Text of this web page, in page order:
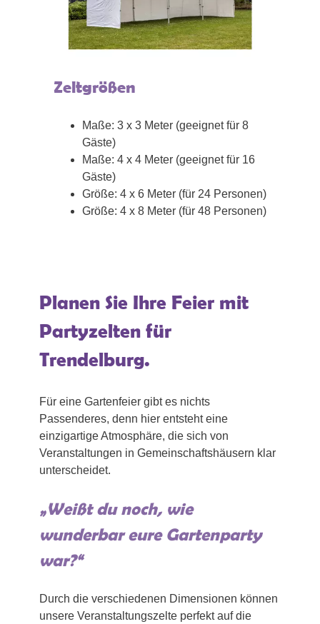
Zeltgrößen
Maße: 3 x 3 Meter (geeignet für 8
Gäste)
Maße: 4 x 4 Meter (geeignet für 16
Gäste)
Größe: 4 x 6 Meter (für 24 Personen)
Größe: 4 x 8 Meter (für 48 Personen)
Planen Sie Ihre Feier mit
Partyzelten für
Trendelburg.
Für eine Gartenfeier gibt es nichts
Passenderes, denn hier entsteht eine
einzigartige Atmosphäre, die sich von
Veranstaltungen in Gemeinschaftshäusern klar
unterscheidet.
„Weißt du noch, wie
wunderbar eure Gartenparty
war?“
Durch die verschiedenen Dimensionen können
unsere Veranstaltungszelte perfekt auf die